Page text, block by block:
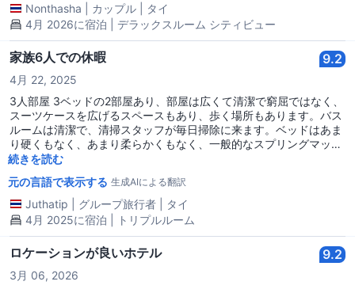
Nonthasha カップル
タイ
4月 2026に宿泊 | デラックスルーム シティビュー
家族6人での休暇 9.2
4月 22, 2025
3人部屋 3ベッドの2部屋あり、部屋は広くて清潔で窮屈ではなく、
スーツケースを広げるスペースもあり、歩く場所もあります。バス
ルームは清潔で、清掃スタッフが毎日掃除に来ます。ベッドはあま
り硬くもなく、あまり柔らかくもなく、一般的なスプリングマット
レスのスタイルです。エアコンは冷たく、雰囲気も良いです。コン
ベーター内にタバコの臭いはまったくありません。価格もそれほど
高くなく、今回の予約には満足しています。
続きを読む
元の言語で表示する 生成AIによる翻訳
Juthatip グループ旅行者
タイ
4月 2025に宿泊 | トリプルルーム
ロケーションが良いホテル 9.2
3月 06, 2026